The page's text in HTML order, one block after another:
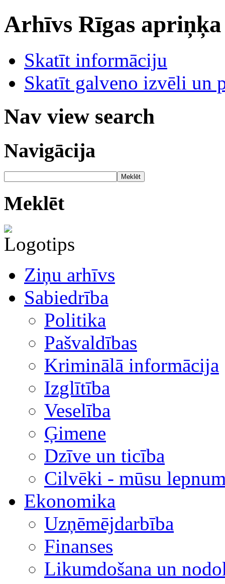
Arhīvs Rīgas
Skatīt informāciju
Skatīt galveno izvēli un
Nav view search
Navigācija
Meklēt
Meklēt
Ziņu arhīvs
Sabiedrība
Politika
Pašvaldības
Kriminālā informācija
Izglītība
Veselība
Ģimene
Dzīve un ticība
Cilvēki - mūsu
Ekonomika
Uzņēmējdarbība
Finanses
Likumdošana un